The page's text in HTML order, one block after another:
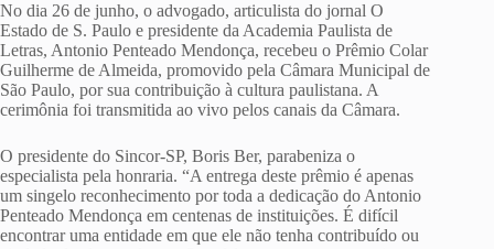
No dia 26 de junho, o advogado, articulista do jornal O
Estado de S. Paulo e presidente da Academia Paulista de
Letras, Antonio Penteado Mendonça, recebeu o Prêmio Colar
Guilherme de Almeida, promovido pela Câmara Municipal de
São Paulo, por sua contribuição à cultura paulistana. A
cerimônia foi transmitida ao vivo pelos canais da Câmara.
O presidente do Sincor-SP, Boris Ber, parabeniza o
especialista pela honraria. “A entrega deste prêmio é apenas
um singelo reconhecimento por toda a dedicação do Antonio
Penteado Mendonça em centenas de instituições. É difícil
encontrar uma entidade em que ele não tenha contribuído ou